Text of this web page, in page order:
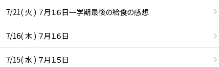
7/21( 火 ) ７月１６日一学期最後の給食の感想
7/16( 木 ) ７月１６日
7/15( 水 ) ７月１５日